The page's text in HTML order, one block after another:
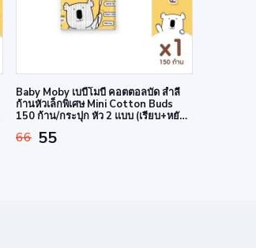
Baby Moby เบบี้โมบี้ คอตตอลบัด สำลี
ก้านหัวเล็กพิเศษ Mini Cotton Buds
150 ก้าน/กระปุก หัว 2 แบบ (เรียบ+หยัก)
ญี่ปุ่น
66 55